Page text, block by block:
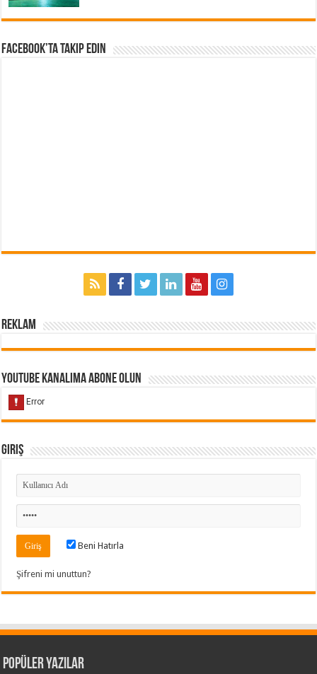
Facebook’ta Takip Edin
Reklam
Youtube Kanalıma Abone Olun
Giriş
Beni Hatırla
Şifreni mi unuttun?
Popüler Yazılar